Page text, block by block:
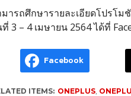
ารถศึกษารายละเอียดโปรโม
3 – 4 เมษายน 2564 ได้ที่
Facebook
ITEMS: ONEPLUS,